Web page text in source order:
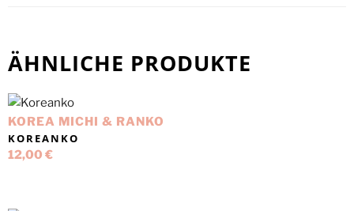
ÄHNLICHE PRODUKTE
KOREA MICHI & RANKO
KOREANKO
12,00 €